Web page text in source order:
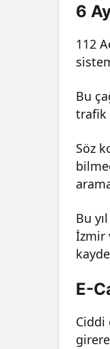
6
112
Bu
trafik
Söz
Bu
İzmir
E-
Ciddi